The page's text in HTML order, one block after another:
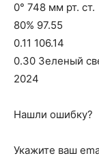
0° 748 мм рт. ст.
80% 97.55
0.11 106.14
0.30 Зеленый
2024
Нашли ошибку?
Укажите ваш